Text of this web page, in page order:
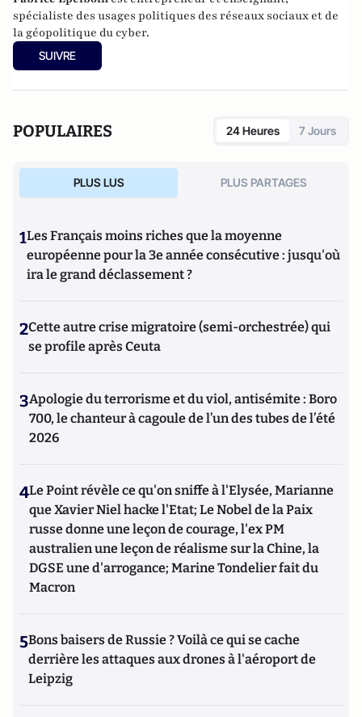
spécialiste des usages politiques des réseaux sociaux et de
la géopolitique du cyber.
SUIVRE
POPULAIRES 24 Heures 7 Jours
PLUS LUS PLUS PARTAGES
1Les Français moins riches que la moyenne
européenne pour la 3e année consécutive : jusqu'où
ira le grand déclassement ?
2Cette autre crise migratoire (semi-orchestrée) qui
se profile après Ceuta
3Apologie du terrorisme et du viol, antisémite : Boro
700, le chanteur à cagoule de l’un des tubes de l’été
2026
4Le Point révèle ce qu'on sniffe à l'Elysée, Marianne
que Xavier Niel hacke l'Etat; Le Nobel de la Paix
russe donne une leçon de courage, l'ex PM
australien une leçon de réalisme sur la Chine, la
DGSE une d'arrogance; Marine Tondelier fait du
Macron
5Bons baisers de Russie ? Voilà ce qui se cache
derrière les attaques aux drones à l'aéroport de
Leipzig